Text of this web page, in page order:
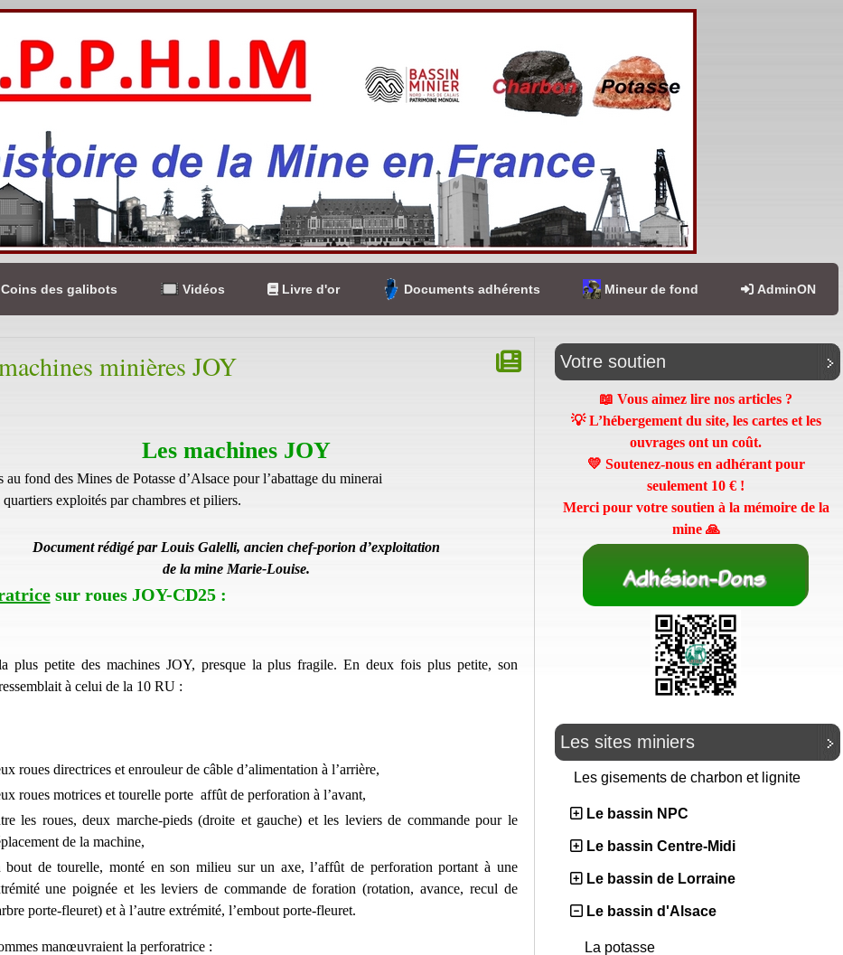
Coins des galibots Vidéos Livre d'or Documents adhérents Mineur de fond AdminON
minières JOY
Les machines JOY
au fond des Mines de Potasse d’Alsace pour l’abattage du minerai
quartiers exploités par chambres et piliers.
Document rédigé par Louis Galelli, ancien chef-porion d’exploitation
de la mine Marie-Louise.
sur roues JOY-CD25 :
plus petite des machines JOY, presque la plus fragile. En deux fois plus petite, son
à celui de la 10 RU :
roues directrices et enrouleur de câble d’alimentation à l’arrière,
roues motrices et tourelle porte  affût de perforation à l’avant,
les roues, deux marche-pieds (droite et gauche) et les leviers de commande pour le
de la machine,
bout de tourelle, monté en son milieu sur un axe, l’affût de perforation portant à une
une poignée et les leviers de commande de foration (rotation, avance, recul de
porte-fleuret) et à l’autre extrémité, l’embout porte-fleuret.
manœuvraient la perforatrice :
Votre soutien
📖 Vous aimez lire nos articles ?
💡 L’hébergement du site, les cartes et les
ouvrages ont un coût.
💛 Soutenez-nous en adhérant pour
seulement 10 € !
Merci pour votre soutien à la mémoire de la
mine 🙏
Les sites miniers
Les gisements de charbon et lignite
Le bassin NPC
Le bassin Centre-Midi
Le bassin de Lorraine
Le bassin d'Alsace
La potasse